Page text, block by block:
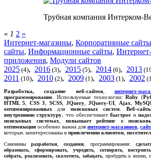
Трубная компания Интерком-
« 1 2 »
Интернет-магазины, Корпоративные сайты
сайты, Информационные сайты,
приложения, Модули сайтов
2025 (4), 2016 (3), 2015 (5), 2014 (6), 2013
2011 (10), 2010 (2), 2009 (1), 2003 (1), 2002
Разработка, создание веб-сайтов, интернет-
программирование . Используемые технологии:Ruby (
HTML 5
CSS 3 SCSS,JQuery ,JQuery-UI Ajax
оптимизированных для поисковых систем .Веб-
внутреннюю структуру , что обеспечиваетбыстрое и
поисковых системах ,повышает рейтинг в
оптимизация особенно важна для интернет-магазинов ,
которых заинтересованы в привлечении клиентов
Синонимыразработки,создания, программирования:
образовать, сформировать, учредить, сотворить,построить
собрать, реализовать, сколотить, забацать, пробудить к жизни,